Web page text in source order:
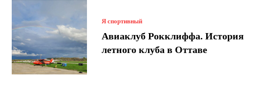
Я спортивный
Авиаклуб Рокклиффа. История
летного клуба в Оттаве